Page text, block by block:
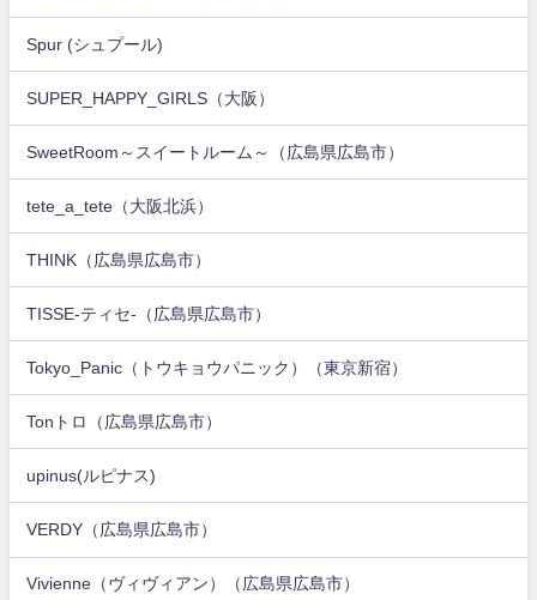
Spur (シュプール)
SUPER_HAPPY_GIRLS（大阪）
SweetRoom～スイートルーム～（広島県広島市）
tete_a_tete（大阪北浜）
THINK（広島県広島市）
TISSE-ティセ-（広島県広島市）
Tokyo_Panic（トウキョウパニック）（東京新宿）
Tonトロ（広島県広島市）
upinus(ルピナス)
VERDY（広島県広島市）
Vivienne（ヴィヴィアン）（広島県広島市）